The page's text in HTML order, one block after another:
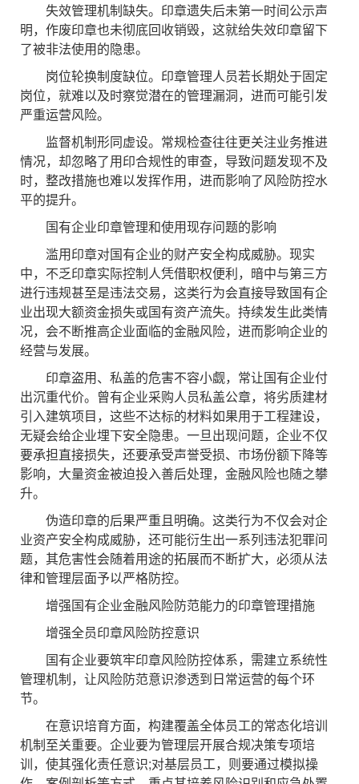
失效管理机制缺失。印章遗失后未第一时间公示声
明，作废印章也未彻底回收销毁，这就给失效印章留下
了被非法使用的隐患。
岗位轮换制度缺位。印章管理人员若长期处于固定
岗位，就难以及时察觉潜在的管理漏洞，进而可能引发
严重运营风险。
监督机制形同虚设。常规检查往往更关注业务推进
情况，却忽略了用印合规性的审查，导致问题发现不及
时，整改措施也难以发挥作用，进而影响了风险防控水
平的提升。
国有企业印章管理和使用现存问题的影响
滥用印章对国有企业的财产安全构成威胁。现实
中，不乏印章实际控制人凭借职权便利，暗中与第三方
进行违规甚至是违法交易，这类行为会直接导致国有企
业出现大额资金损失或国有资产流失。持续发生此类情
况，会不断推高企业面临的金融风险，进而影响企业的
经营与发展。
印章盗用、私盖的危害不容小觑，常让国有企业付
出沉重代价。曾有企业采购人员私盖公章，将劣质建材
引入建筑项目，这些不达标的材料如果用于工程建设，
无疑会给企业埋下安全隐患。一旦出现问题，企业不仅
要承担直接损失，还要承受声誉受损、市场份额下降等
影响，大量资金被迫投入善后处理，金融风险也随之攀
升。
伪造印章的后果严重且明确。这类行为不仅会对企
业资产安全构成威胁，还可能衍生出一系列违法犯罪问
题，其危害性会随着用途的拓展而不断扩大，必须从法
律和管理层面予以严格防控。
增强国有企业金融风险防范能力的印章管理措施
增强全员印章风险防控意识
国有企业要筑牢印章风险防控体系，需建立系统性
管理机制，让风险防范意识渗透到日常运营的每个环
节。
在意识培育方面，构建覆盖全体员工的常态化培训
机制至关重要。企业要为管理层开展合规决策专项培
训，使其强化责任意识;对基层员工，则要通过模拟操